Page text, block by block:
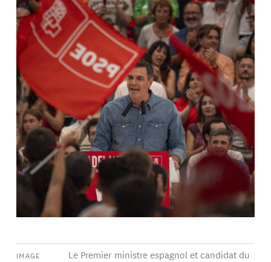
IMAGE
Le Premier ministre espagnol et candidat du